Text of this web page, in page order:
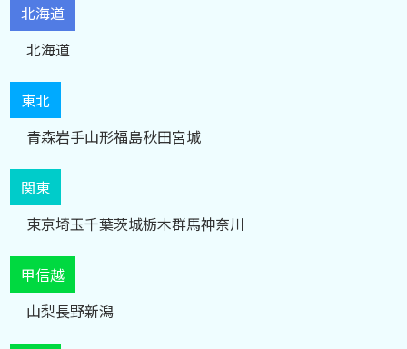
北海道
北海道
東北
青森岩手山形福島秋田宮城
関東
東京埼玉千葉茨城栃木群馬神奈川
甲信越
山梨長野新潟